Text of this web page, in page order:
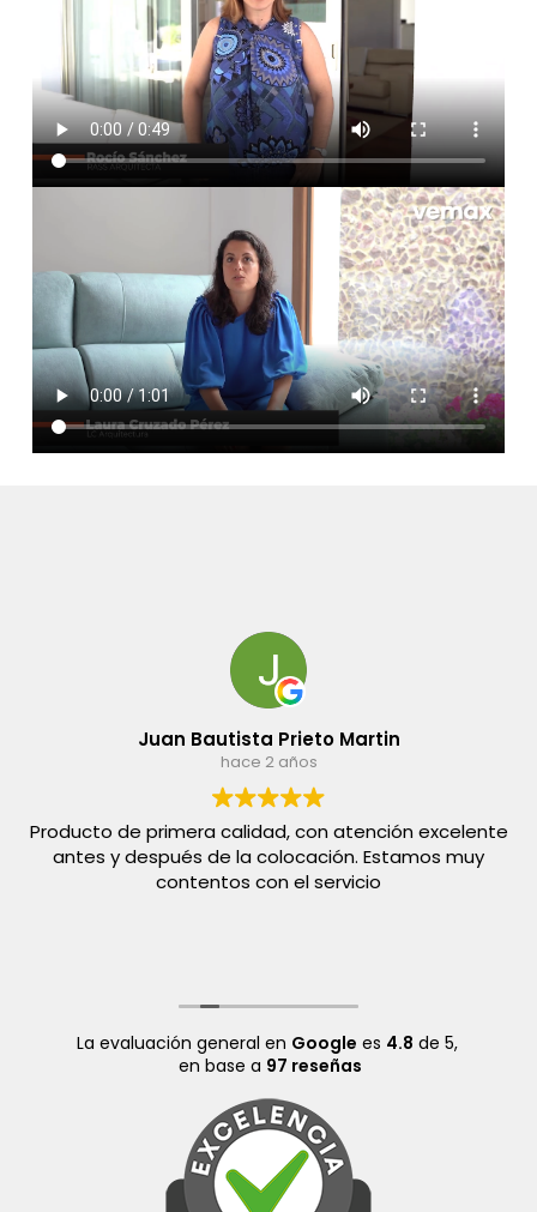
Juan Bautista Prieto Martin
hace 2 años
Producto de primera calidad, con atención excelente
antes y después de la colocación. Estamos muy
contentos con el servicio
La evaluación general en Google es 4.8 de 5,
en base a 97 reseñas